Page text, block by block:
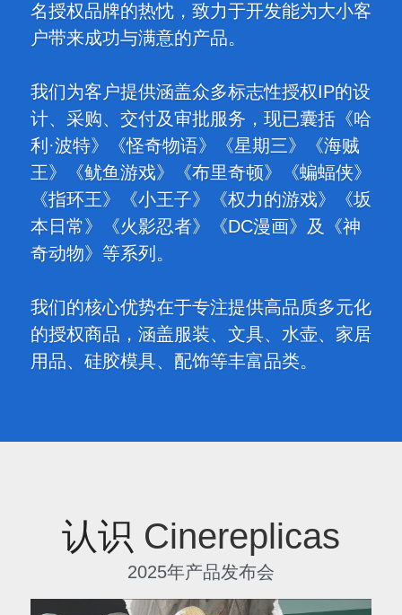
名授权品牌的热忱，致力于开发能为大小客
户带来成功与满意的产品。
我们为客户提供涵盖众多标志性授权IP的设
计、采购、交付及审批服务，现已囊括《哈
利·波特》《怪奇物语》《星期三》《海贼
王》《鱿鱼游戏》《布里奇顿》《蝙蝠侠》
《指环王》《小王子》《权力的游戏》《坂
本日常》《火影忍者》《DC漫画》及《神
奇动物》等系列。
我们的核心优势在于专注提供高品质多元化
的授权商品，涵盖服装、文具、水壶、家居
用品、硅胶模具、配饰等丰富品类。
认识 Cinereplicas
2025年产品发布会